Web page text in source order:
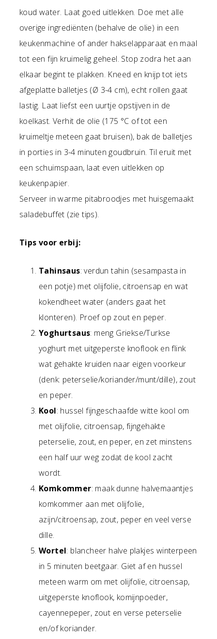
koud water. Laat goed uitlekken. Doe met alle
overige ingrediënten (behalve de olie) in een
keukenmachine of ander hakselapparaat en maal
tot een fijn kruimelig geheel. Stop zodra het aan
elkaar begint te plakken. Kneed en knijp tot iets
afgeplatte balletjes (Ø 3-4 cm), echt rollen gaat
lastig. Laat liefst een uurtje opstijven in de
koelkast. Verhit de olie (175 °C of tot een
kruimeltje meteen gaat bruisen), bak de balletjes
in porties in 3-4 minuten goudbruin. Til eruit met
een schuimspaan, laat even uitlekken op
keukenpapier.
Serveer in warme pitabroodjes met huisgemaakt
saladebuffet (zie tips).
Tips voor erbij:
Tahinsaus: verdun tahin (sesampasta in
een potje) met olijfolie, citroensap en wat
kokendheet water (anders gaat het
klonteren). Proef op zout en peper.
Yoghurtsaus: meng Griekse/Turkse
yoghurt met uitgeperste knoflook en flink
wat gehakte kruiden naar eigen voorkeur
(denk: peterselie/koriander/munt/dille), zout
en peper.
Kool: hussel fijngeschaafde witte kool om
met olijfolie, citroensap, fijngehakte
peterselie, zout, en peper, en zet minstens
een half uur weg zodat de kool zacht
wordt.
Komkommer: maak dunne halvemaantjes
komkommer aan met olijfolie,
azijn/citroensap, zout, peper en veel verse
dille.
Wortel: blancheer halve plakjes winterpeen
in 5 minuten beetgaar. Giet af en hussel
meteen warm om met olijfolie, citroensap,
uitgeperste knoflook, komijnpoeder,
cayennepeper, zout en verse peterselie
en/of koriander.